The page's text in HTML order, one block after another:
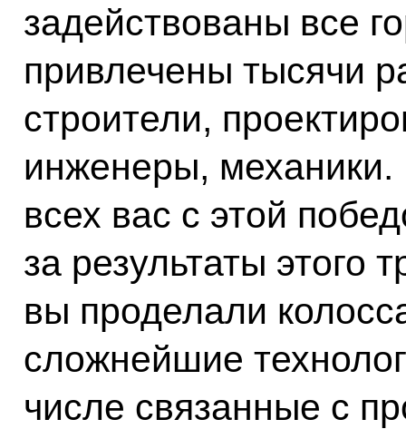
задействованы все
привлечены тысячи
строители,
инженеры,
всех вас с этой
за результаты
вы проделали
сложнейшие
числе связанные с